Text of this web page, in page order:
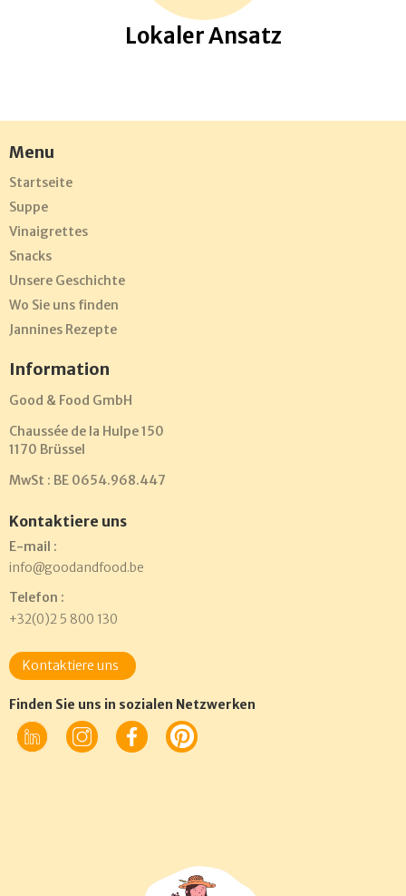
Lokaler Ansatz
Menu
Startseite
Suppe
Vinaigrettes
Snacks
Unsere Geschichte
Wo Sie uns finden
Jannines Rezepte
Information
Good & Food GmbH
Chaussée de la Hulpe 150
1170 Brüssel
MwSt : BE 0654.968.447
Kontaktiere uns
E-mail :
info@goodandfood.be
Telefon :
+32(0)2 5 800 130
Kontaktiere uns
Finden Sie uns in sozialen Netzwerken